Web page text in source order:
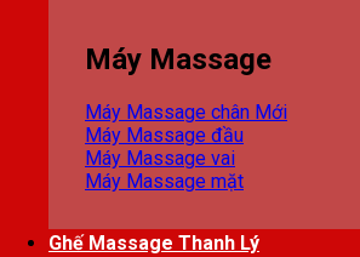
Máy Massage
Máy Massage chân
Máy Massage đầu
Máy Massage vai
Máy Massage mặt
Ghế Massage Thanh Lý